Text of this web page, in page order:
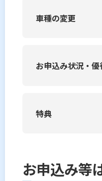
車種の変更
お申込み状況・
特典
お申込み等